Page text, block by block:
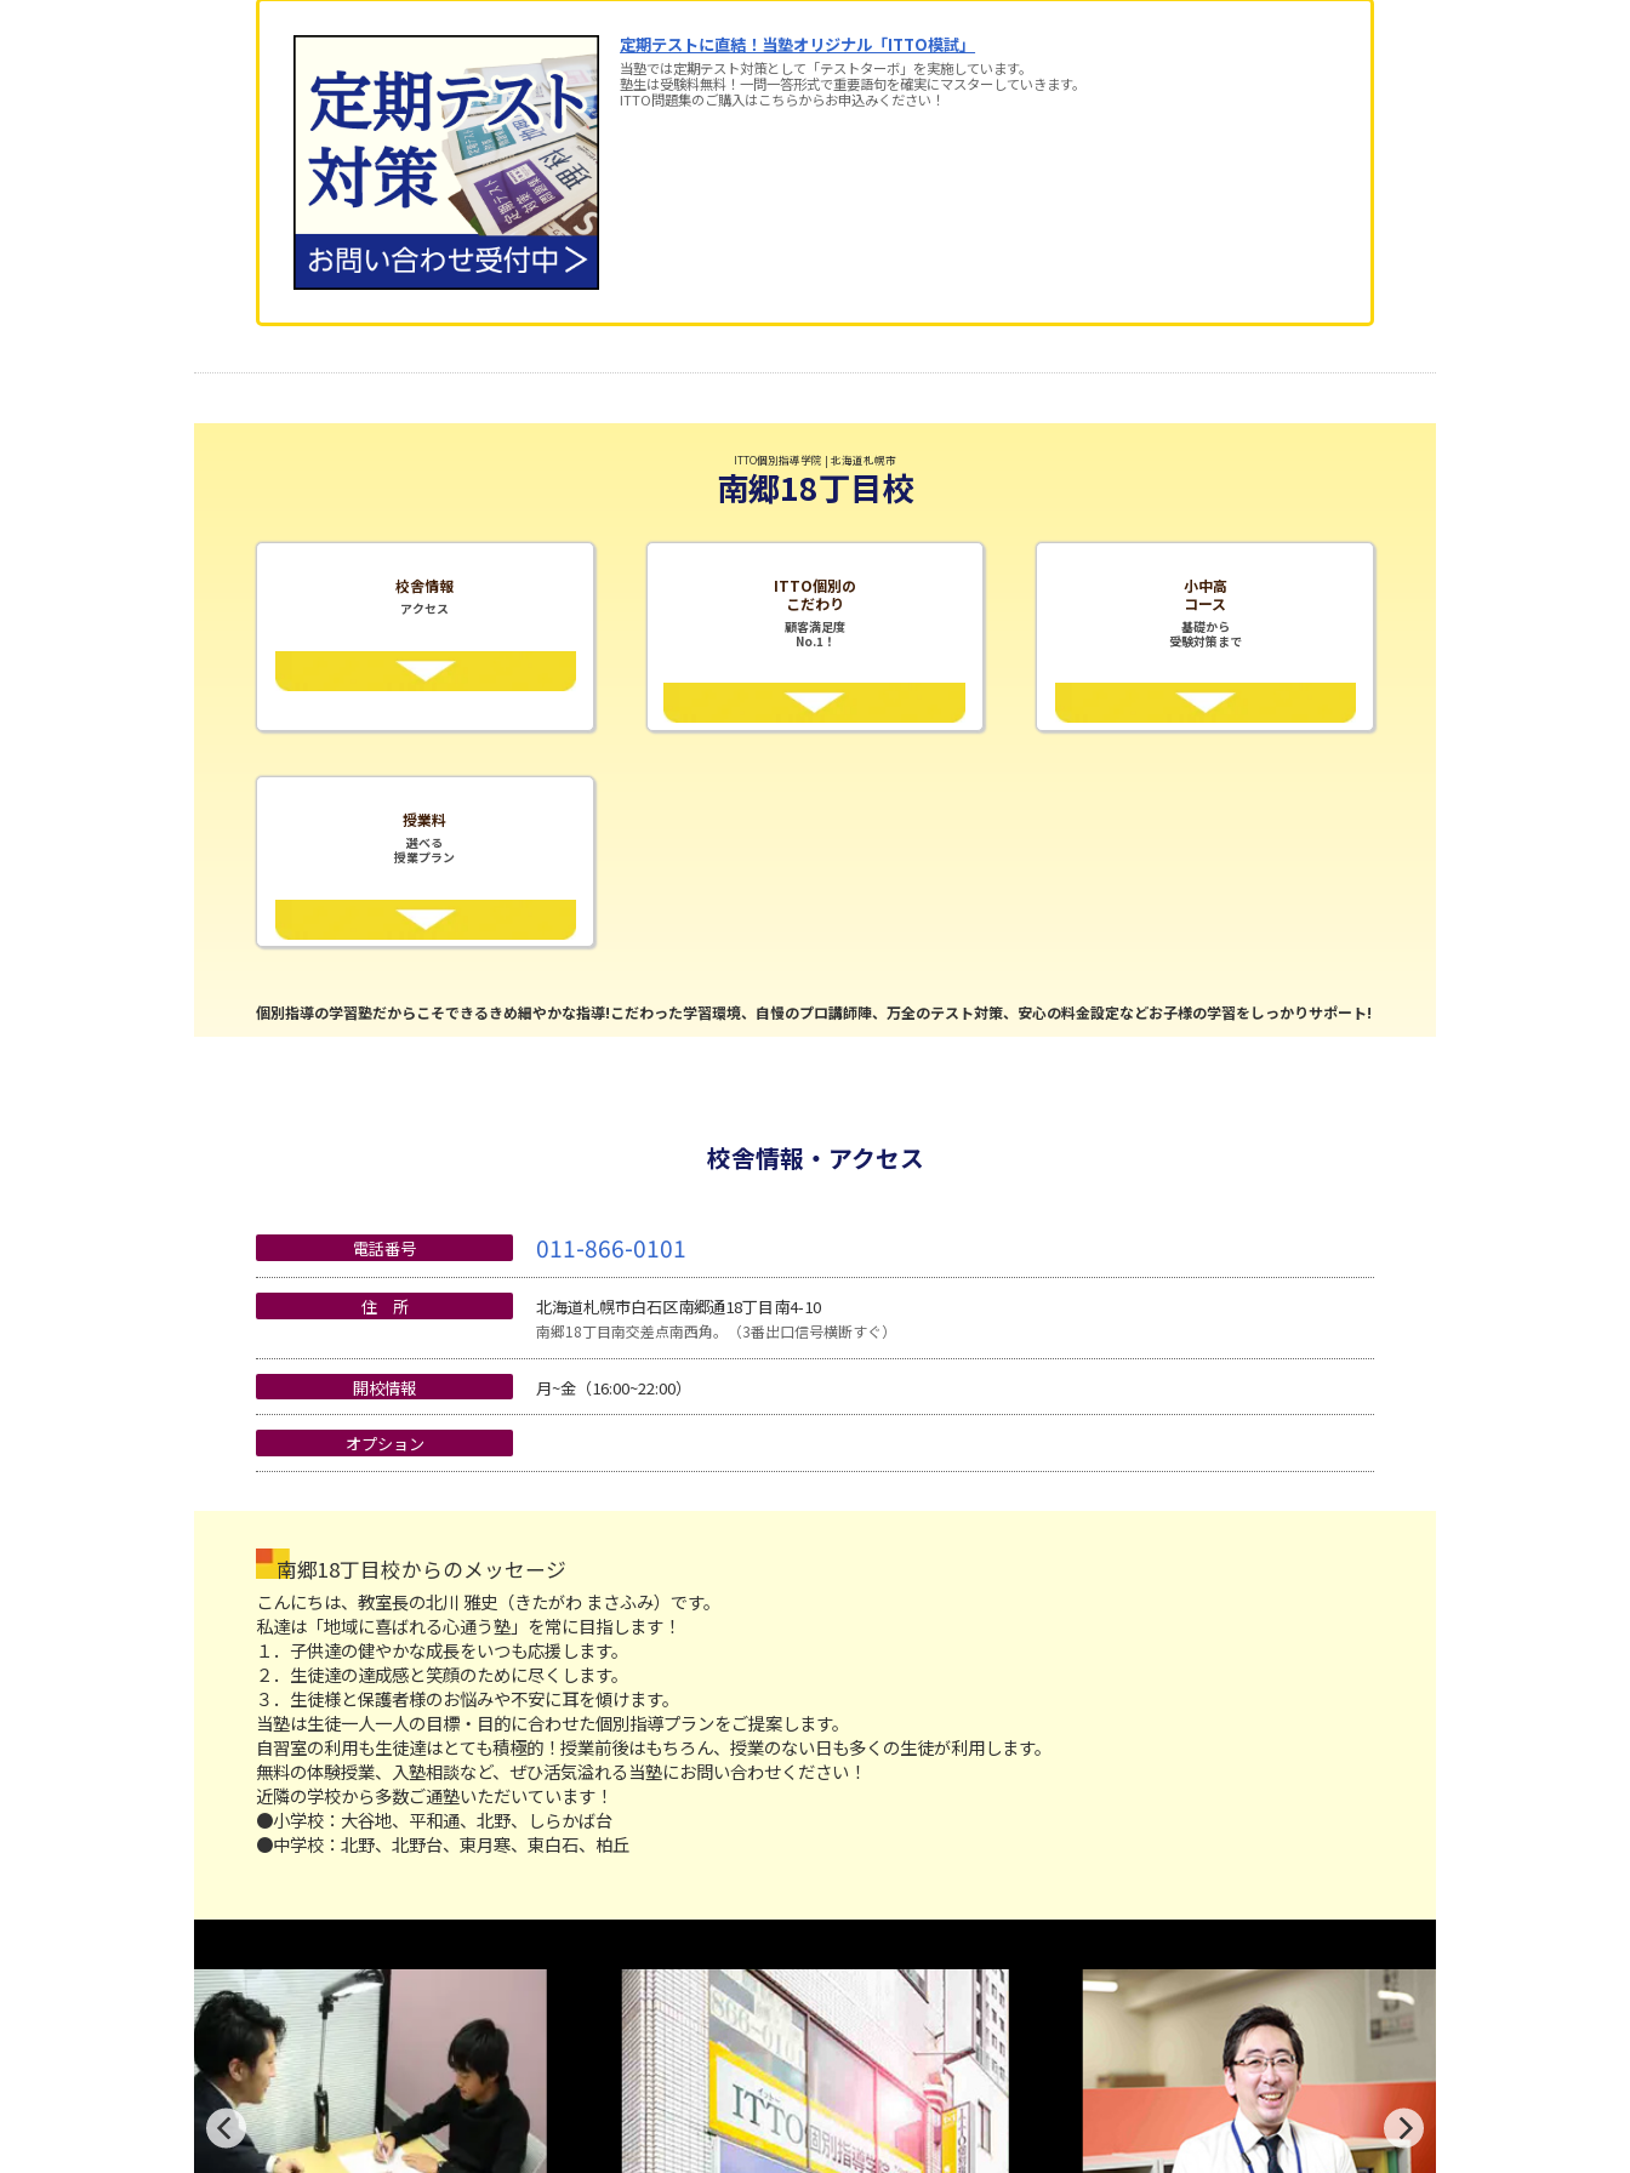
定期テストに直結！当塾オリジナル「ITTO模試」
当塾では定期テスト対策として「テストターボ」を実施しています。
塾生は受験料無料！一問一答形式で重要語句を確実にマスターしていきます。
ITTO問題集のご購入はこちらからお申込みください！
ITTO個別指導学院 | 北海道札幌市
南郷18丁目校
校舎情報
アクセス
ITTO個別の
こだわり
顧客満足度
No.1！
小中高
コース
基礎から
受験対策まで
授業料
選べる
授業プラン
個別指導の学習塾だからこそできるきめ細やかな指導!こだわった学習環境、自慢のプロ講師陣、万全のテスト対策、安心の料金設定などお子様の学習をしっかりサポート!
校舎情報・アクセス
電話番号 011-866-0101
住 所 北海道札幌市白石区南郷通18丁目南4-10
南郷18丁目南交差点南西角。（3番出口信号横断すぐ）
開校情報 月~金（16:00~22:00）
オプション
南郷18丁目校からのメッセージ
こんにちは、教室長の北川 雅史（きたがわ まさふみ）です。
私達は「地域に喜ばれる心通う塾」を常に目指します！
１．子供達の健やかな成長をいつも応援します。
２．生徒達の達成感と笑顔のために尽くします。
３．生徒様と保護者様のお悩みや不安に耳を傾けます。
当塾は生徒一人一人の目標・目的に合わせた個別指導プランをご提案します。
自習室の利用も生徒達はとても積極的！授業前後はもちろん、授業のない日も多くの生徒が利用します。
無料の体験授業、入塾相談など、ぜひ活気溢れる当塾にお問い合わせください！
近隣の学校から多数ご通塾いただいています！
●小学校：大谷地、平和通、北野、しらかば台
●中学校：北野、北野台、東月寒、東白石、柏丘